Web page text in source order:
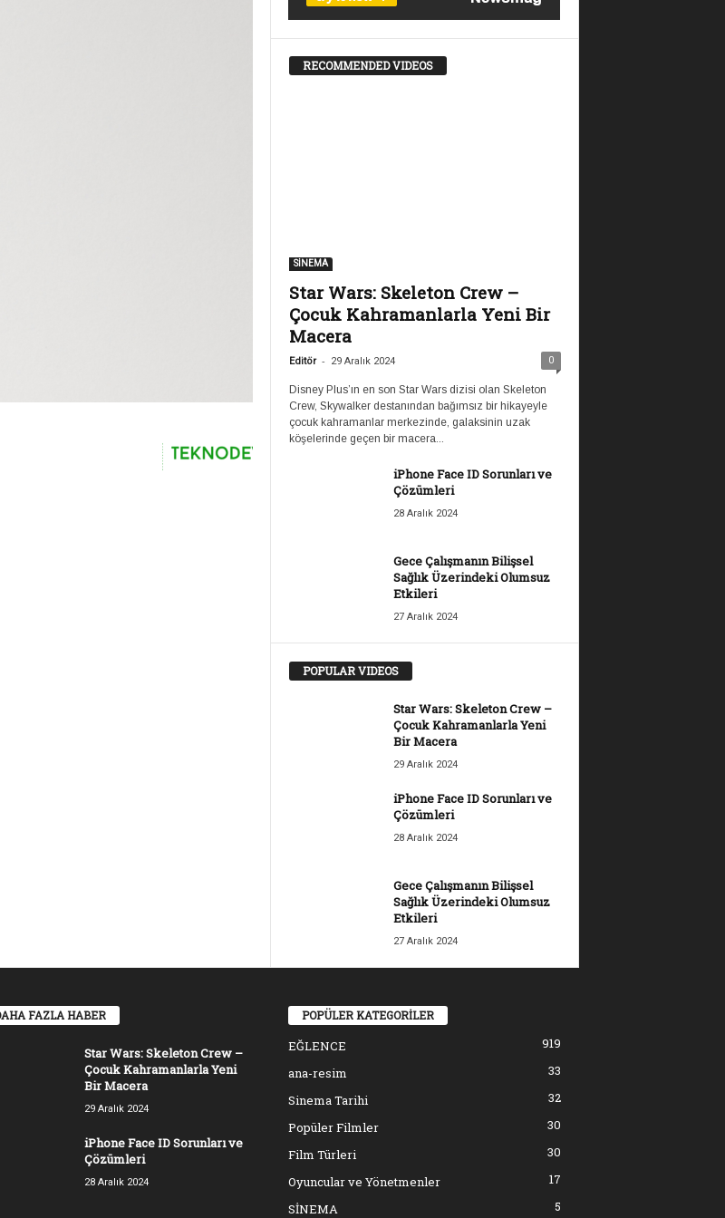
RECOMMENDED VIDEOS
SİNEMA
Star Wars: Skeleton Crew –
Çocuk Kahramanlarla Yeni Bir
Macera
Editör - 29 Aralık 2024 0
Disney Plus’ın en son Star Wars dizisi olan Skeleton
Crew, Skywalker destanından bağımsız bir hikayeyle
çocuk kahramanlar merkezinde, galaksinin uzak
köşelerinde geçen bir macera...
iPhone Face ID Sorunları ve
Çözümleri
28 Aralık 2024
Gece Çalışmanın Bilişsel
Sağlık Üzerindeki Olumsuz
Etkileri
27 Aralık 2024
POPULAR VIDEOS
Star Wars: Skeleton Crew –
Çocuk Kahramanlarla Yeni
Bir Macera
29 Aralık 2024
iPhone Face ID Sorunları ve
Çözümleri
28 Aralık 2024
Gece Çalışmanın Bilişsel
Sağlık Üzerindeki Olumsuz
Etkileri
27 Aralık 2024
FAZLA HABER
Star Wars: Skeleton Crew –
Çocuk Kahramanlarla Yeni
Bir Macera
29 Aralık 2024
iPhone Face ID Sorunları ve
Çözümleri
28 Aralık 2024
POPÜLER KATEGORİLER
EĞLENCE
919
ana-resim
33
Sinema Tarihi
32
Popüler Filmler
30
Film Türleri
30
Oyuncular ve Yönetmenler
17
SİNEMA
5